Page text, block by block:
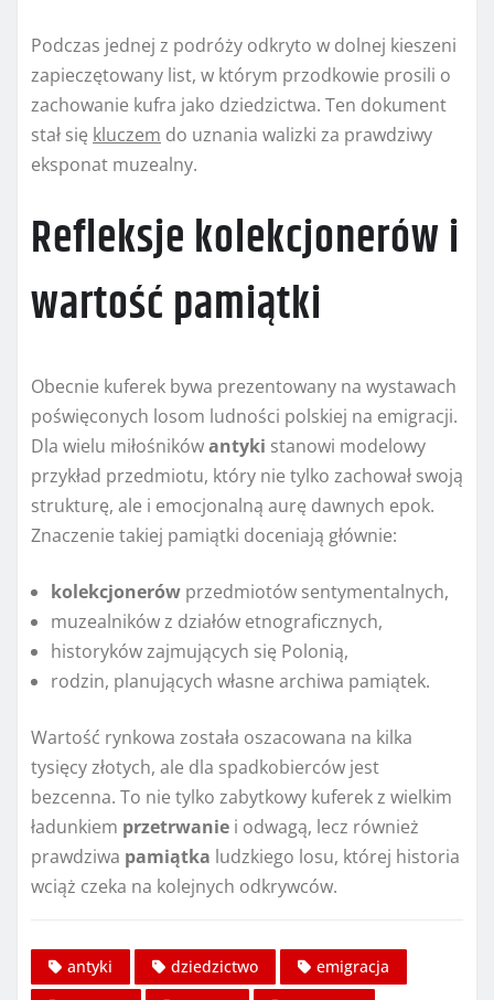
Podczas jednej z podróży odkryto w dolnej kieszeni
zapieczętowany list, w którym przodkowie prosili o
zachowanie kufra jako dziedzictwa. Ten dokument
stał się kluczem do uznania walizki za prawdziwy
eksponat muzealny.
Refleksje kolekcjonerów i
wartość pamiątki
Obecnie kuferek bywa prezentowany na wystawach
poświęconych losom ludności polskiej na emigracji.
Dla wielu miłośnikówantyki stanowi modelowy
przykład przedmiotu, który nie tylko zachował swoją
strukturę, ale i emocjonalną aurę dawnych epok.
Znaczenie takiej pamiątki doceniają głównie:
kolekcjonerów przedmiotów sentymentalnych,
muzealników z działów etnograficznych,
historyków zajmujących się Polonią,
rodzin, planujących własne archiwa pamiątek.
Wartość rynkowa została oszacowana na kilka
tysięcy złotych, ale dla spadkobierców jest
bezcenna. To nie tylko zabytkowy kuferek z wielkim
ładunkiem przetrwanie i odwagą, lecz również
prawdziwa pamiątka ludzkiego losu, której historia
wciąż czeka na kolejnych odkrywców.
antyki dziedzictwo
emigracja